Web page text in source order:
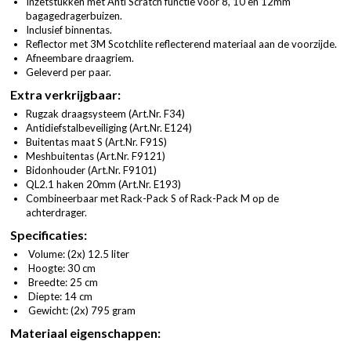
bagagedragerbuizen.
Inclusief binnentas.
Reflector met 3M Scotchlite reflecterend materiaal aan de voorzijde.
Afneembare draagriem.
Geleverd per paar.
Extra verkrijgbaar:
Rugzak draagsysteem (Art.Nr. F34)
Antidiefstalbeveiliging (Art.Nr. E124)
Buitentas maat S (Art.Nr. F91S)
Meshbuitentas (Art.Nr. F9121)
Bidonhouder (Art.Nr. F9101)
QL2.1 haken 20mm (Art.Nr. E193)
Combineerbaar metRack-Pack S ofRack-Pack M op de
achterdrager.
Specificaties:
Volume: (2x) 12.5 liter
Hoogte: 30 cm
Breedte: 25 cm
Diepte: 14 cm
Gewicht: (2x) 795 gram
Materiaal eigenschappen: